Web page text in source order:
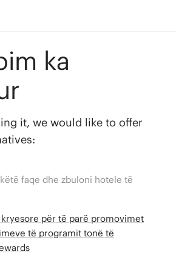
ka
it, we would like to offer
faqe dhe zbuloni hotele të
për të parë promovimet
të programit tonë të